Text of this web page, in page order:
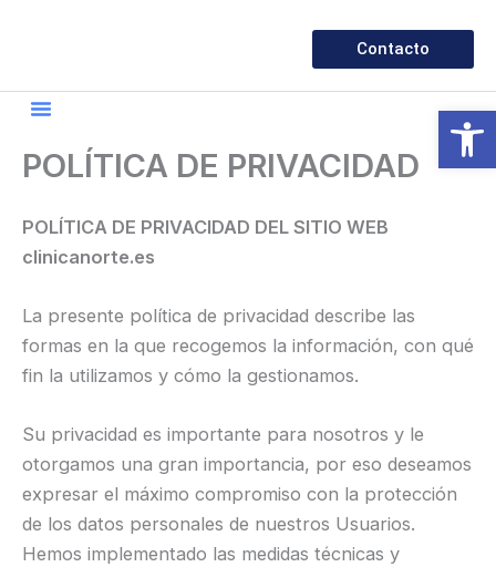
Abrir
Contacto
POLÍTICA DE PRIVACIDAD
POLÍTICA DE PRIVACIDAD DEL SITIO WEB
clinicanorte.es
La presente política de privacidad describe las
formas en la que recogemos la información, con qué
fin la utilizamos y cómo la gestionamos.
Su privacidad es importante para nosotros y le
otorgamos una gran importancia, por eso deseamos
expresar el máximo compromiso con la protección
de los datos personales de nuestros Usuarios.
Hemos implementado las medidas técnicas y